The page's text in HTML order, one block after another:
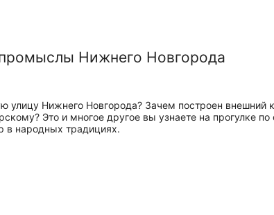
Нижнего Новгорода
улицу Нижнего Новгорода? Зачем построен
Это и многое другое вы узнаете на прогулке
в народных традициях.